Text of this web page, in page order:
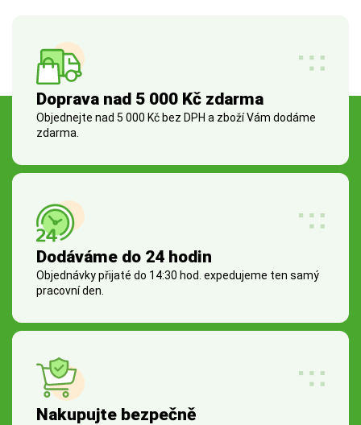
Doprava nad 5 000 Kč zdarma
Objednejte nad 5 000 Kč bez DPH a zboží Vám dodáme
zdarma.
Dodáváme do 24 hodin
Objednávky přijaté do 14:30 hod. expedujeme ten samý
pracovní den.
Nakupujte bezpečně